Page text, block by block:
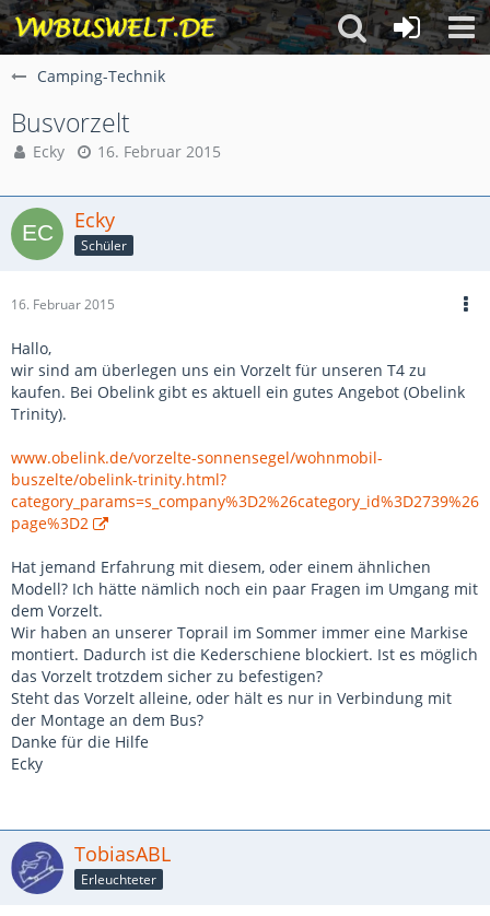
Camping-Technik
Busvorzelt
Ecky 16. Februar 2015
Ecky
Schüler
16. Februar 2015
Hallo,
wir sind am überlegen uns ein Vorzelt für unseren T4 zu
kaufen. Bei Obelink gibt es aktuell ein gutes Angebot (Obelink
Trinity).
www.obelink.de/vorzelte-sonnensegel/wohnmobil-
buszelte/obelink-trinity.html?
category_params=s_company%3D2%26category_id%3D2739%26
page%3D2
Hat jemand Erfahrung mit diesem, oder einem ähnlichen
Modell? Ich hätte nämlich noch ein paar Fragen im Umgang mit
dem Vorzelt.
Wir haben an unserer Toprail im Sommer immer eine Markise
montiert. Dadurch ist die Kederschiene blockiert. Ist es möglich
das Vorzelt trotzdem sicher zu befestigen?
Steht das Vorzelt alleine, oder hält es nur in Verbindung mit
der Montage an dem Bus?
Danke für die Hilfe
Ecky
TobiasABL
Erleuchteter